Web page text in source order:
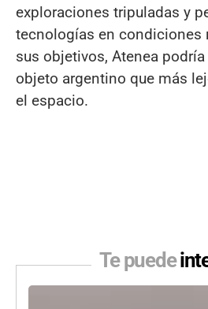
exploraciones tripuladas y
tecnologías en condiciones
sus objetivos, Atenea
objeto argentino que más
el espacio.
Te puede